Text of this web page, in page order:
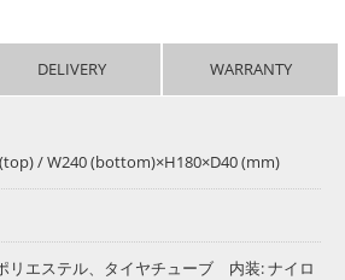
DELIVERY WARRANTY
/ W240 (bottom)×H180×D40 (mm)
リエステル、タイヤチューブ 内装: ナイロ